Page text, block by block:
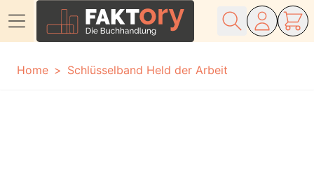
Home
Schlüsselband Held der Arbeit